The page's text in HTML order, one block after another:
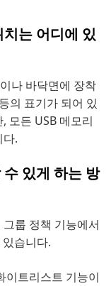
는 어디에 있
나 바닥면에 장착
의 표기가 되어 있
모든 USB 메모리
.
있게 하는 방
룹 정책 기능에서
습니다.
이트리스트 기능이